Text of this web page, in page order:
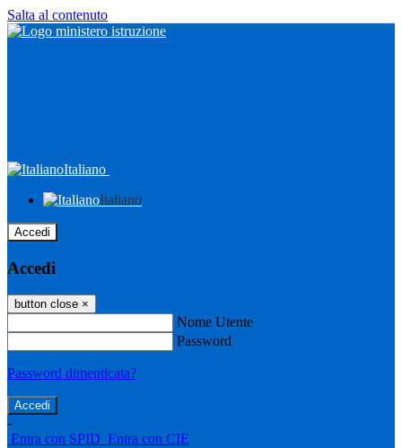
Salta al contenuto
Italiano
Italiano
Accedi
Accedi
button close ×
Nome Utente
Password
Password dimenticata?
-
Entra con SPID Entra con CIE